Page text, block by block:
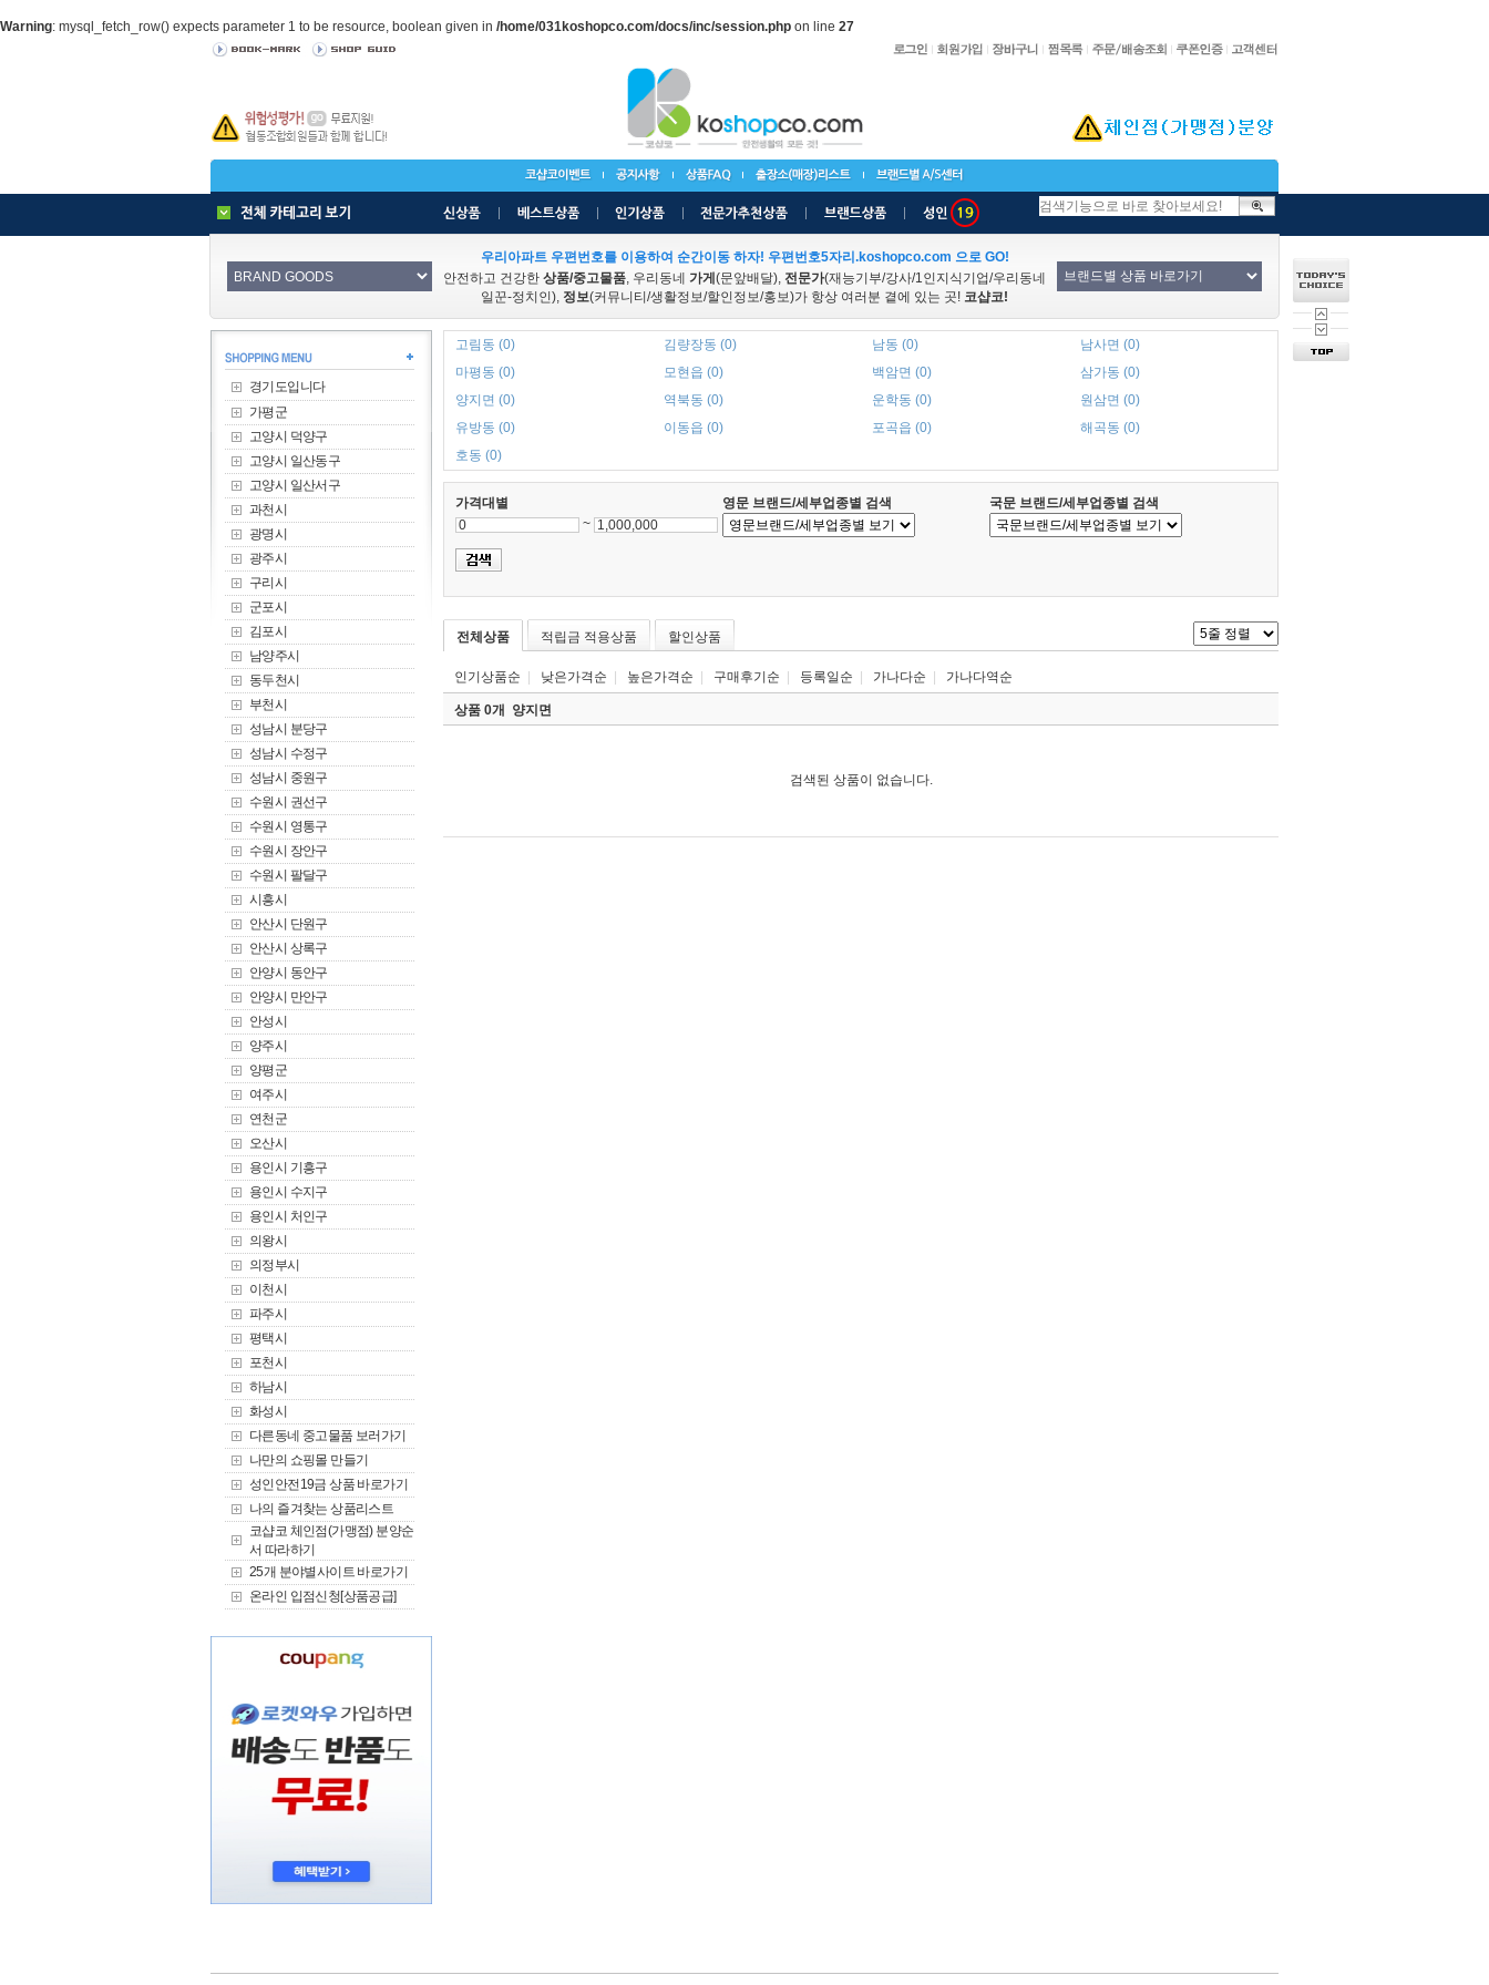
Warning: mysql_fetch_row() expects parameter 1 to be resource, boolean given in /home/031koshopco.com/docs/inc/session.php on line 27
우리아파트 우편번호를 이용하여 순간이동 하자! 우편번호5자리.koshopco.com 으로 GO!
안전하고 건강한 상품/중고물품, 우리동네 가게 (문앞배달), 전문가(재능기부/강사/1인지식기업/우리동네
일꾼-정치인), 정보(커뮤니티/생활정보/할인정보/홍보)가 항상 여러분 곁에 있는 곳! 코샵코!
경기도입니다
가평군
고양시 덕양구
고양시 일산동구
고양시 일산서구
과천시
광명시
광주시
구리시
군포시
김포시
남양주시
동두천시
부천시
성남시 분당구
성남시 수정구
성남시 중원구
수원시 권선구
수원시 영통구
수원시 장안구
수원시 팔달구
시흥시
안산시 단원구
안산시 상록구
안양시 동안구
안양시 만안구
안성시
양주시
양평군
여주시
연천군
오산시
용인시 기흥구
용인시 수지구
용인시 처인구
의왕시
의정부시
이천시
파주시
평택시
포천시
하남시
화성시
다른동네 중고물품 보러가기
나만의 쇼핑몰 만들기
성인안전19금 상품 바로가기
나의 즐겨찾는 상품리스트
코샵코 체인점(가맹점) 분양순
서 따라하기
25개 분야별사이트 바로가기
온라인 입점신청[상품공급]
고림동 (0) 김량장동 (0) 남동 (0)
남사면 (0)
마평동 (0)
모현읍 (0) 백암면 (0)
삼가동 (0)
양지면 (0)
역북동 (0) 운학동 (0)
원삼면 (0)
유방동 (0)
이동읍 (0) 포곡읍 (0)
해곡동 (0)
호동 (0)
가격대별 영문 브랜드/세부업종별 검색
국문 브랜드/세부업종별 검색
~
전체상품 적립금 적용상품 할인상품
인기상품순 낮은가격순 높은가격순 구매후기순 등록일순 가나다순 가나다역순
상품 0개 양지면
검색된 상품이 없습니다.